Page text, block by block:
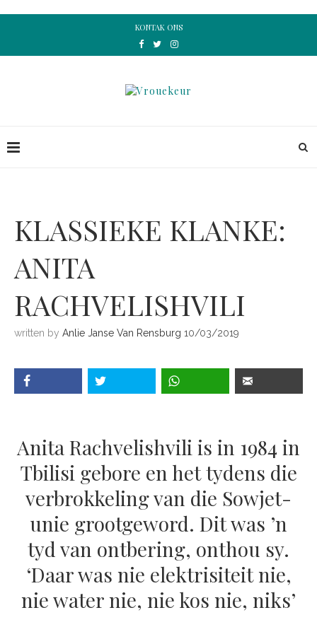
KONTAK ONS
KLASSIEKE KLANKE:
ANITA
RACHVELISHVILI
written by Anlie Janse Van Rensburg 10/03/2019
Anita Rachvelishvili is in 1984 in
Tbilisi gebore en het tydens die
verbrokkeling van die Sowjet-
unie grootgeword. Dit was ’n
tyd van ontbering, onthou sy.
‘Daar was nie elektrisiteit nie,
nie water nie, nie kos nie, niks’